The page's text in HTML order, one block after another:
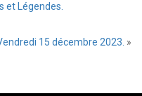
et Légendes.
15 décembre 2023. »